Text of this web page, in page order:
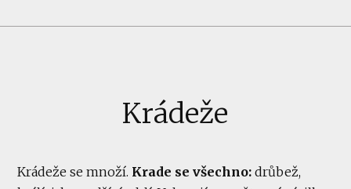
Krádeže
Krádeže se množí. Krade se všechno: drůbež,